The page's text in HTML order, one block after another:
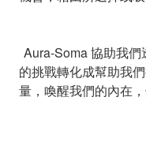
Aura-Soma 協助我
的挑戰轉化成幫助我
量，喚醒我們的內在